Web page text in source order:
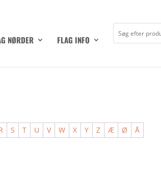
NØRDER FLAG INFO
S T U V W X Y Z Æ Ø Å